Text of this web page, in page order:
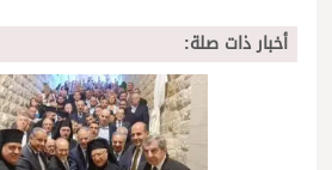
أخبار ذات صلة: